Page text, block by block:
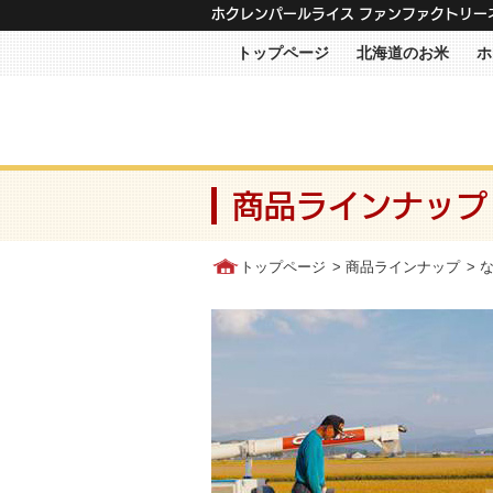
ホクレンパールライス ファンファクトリー
トップページ 北海道のお米
商品ラインナップ
トップページ > 商品ラインナップ >